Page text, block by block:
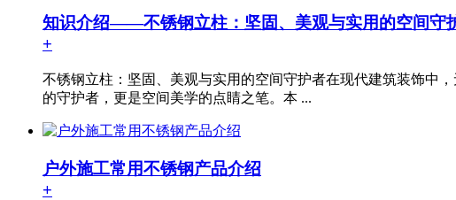
知识介绍——不锈钢立柱：坚固、美观与实用的空间守
+
不锈钢立柱：坚固、美观与实用的空间守护者在现代建筑装饰中
的守护者，更是空间美学的点睛之笔。本 ...
户外施工常用不锈钢产品介绍
+